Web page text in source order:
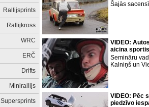
Rallijsprints
Rallijkross
WRC
ERČ
Drifts
Minirallijs
Supersprints
Šajās
VIDEO:
aicina
Semināru
Kalniņš un
VIDEO: Pēc
piedzīvo